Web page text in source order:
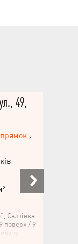
49,
,
Салтівка
поверх / 9